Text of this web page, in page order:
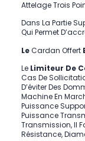
Attelage Trois
Dans La Partie
Qui Permet
LeCardan Offert
Le Limiteur De
Cas De
D’éviter Des
Machine En
Puissance
Puissance
Transmission, Il
Résistance,